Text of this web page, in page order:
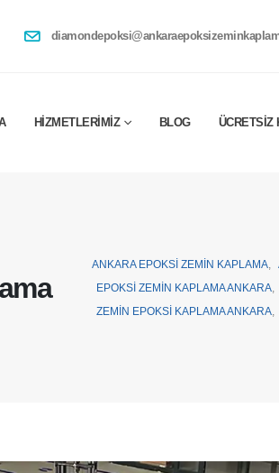
HIZMETLERIMIZ BLOG ÜCRETSIZ
ANKARA EPOKSI ZEMIN KAPLAMA
EPOKSI ZEMIN KAPLAMA ANKARA
ZEMIN EPOKSI KAPLAMA ANKARA